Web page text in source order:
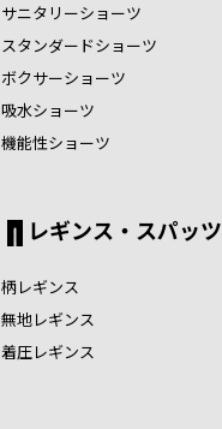
サニタリーショーツ
スタンダードショーツ
ボクサーショーツ
吸水ショーツ
機能性ショーツ
レギンス・スパッツ
柄レギンス
無地レギンス
着圧レギンス